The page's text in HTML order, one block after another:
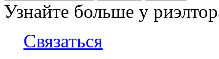
Узнайте больше у
Связаться